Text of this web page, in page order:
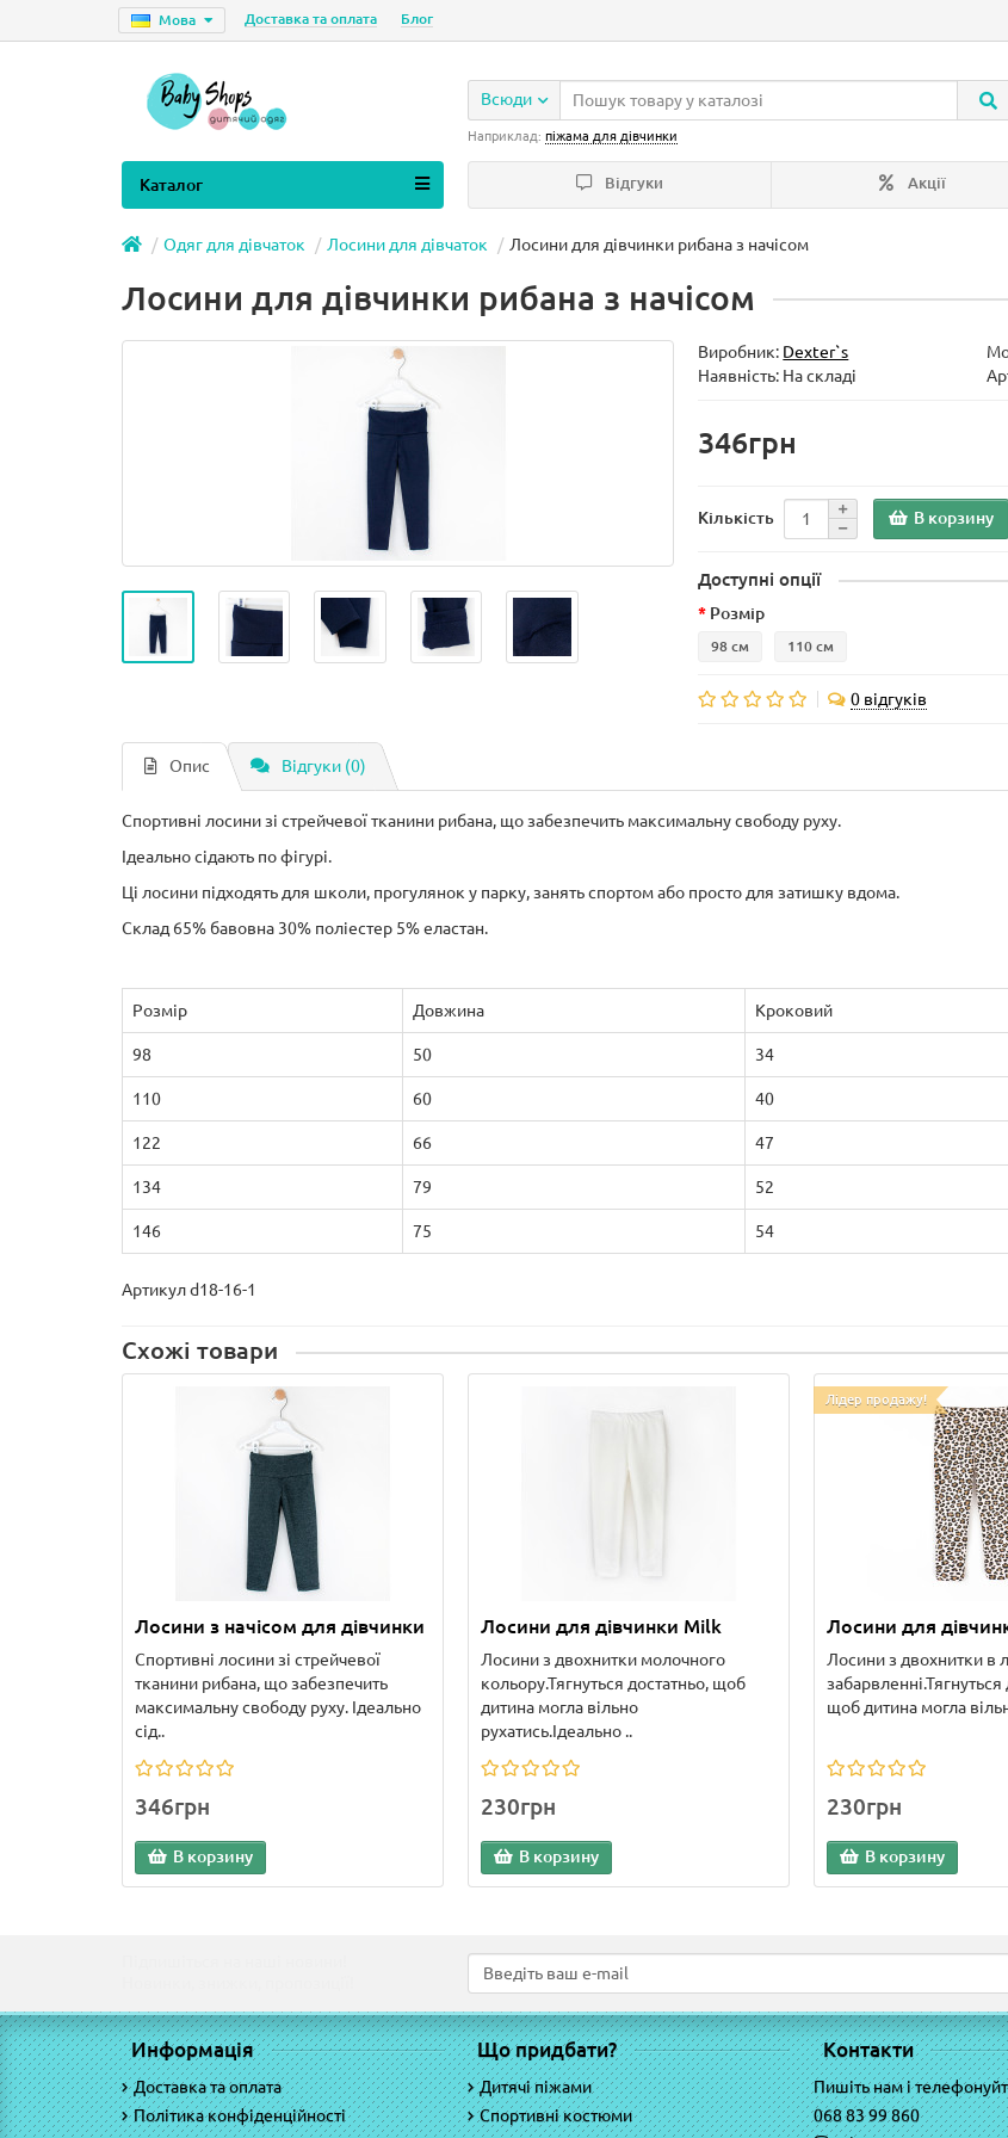
Мова Доставка та оплата Блог
Всюди
Наприклад: піжама для дівчинки
Відгуки Акції
Каталог
Одяг для дівчаток Лосини для дівчаток Лосини для дівчинки рибана з начісом
Лосини для дівчинки рибана з начісом
Виробник: Dexter`s
Наявність: На складі
346грн
Кількість В корзину
Доступні опції
Розмір
98 см 110 см
0 відгуків
Опис Відгуки (0)
Спортивні лосини зі стрейчевої тканини рибана, що забезпечить максимальну свободу руху.
Ідеально сідають по фігурі.
Ці лосини підходять для школи, прогулянок у парку, занять спортом або просто для затишку вдома.
Склад 65% бавовна 30% поліестер 5% еластан.
Розмір Довжина Кроковий
98 50 34
110 60 40
122 66 47
134 79 52
146 75 54
Артикул d18-16-1
Схожі товари
Лосини з начісом для дівчинки
Спортивні лосини зі стрейчевої
тканини рибана, що забезпечить
максимальну свободу руху. Ідеально
сід..
346грн
В корзину
Лосини для дівчинки Milk
Лосини з двохнитки молочного
кольору.Тягнуться достатньо, щоб
дитина могла вільно
рухатись.Ідеально ..
230грн
В корзину
Лідер продажу!
Лосини для
Лосини з двохнитки в
забарвленні.Тягнуться
щоб дитина могла
230грн
В корзину
Информація
Доставка та оплата
Політика конфіденційності
Що придбати?
Дитячі піжами
Спортивні костюми
Контакти
Пишіть нам і
068 83 99 860